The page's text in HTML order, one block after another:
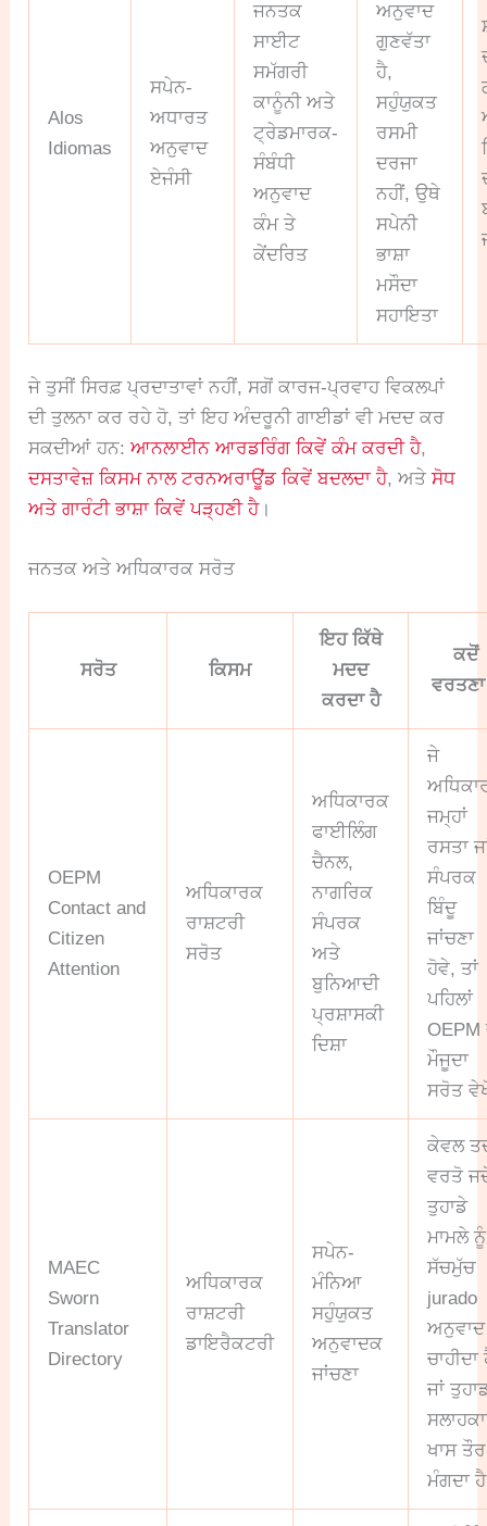
Alos
Idiomas
ਸਪੇਨ-
ਅਧਾਰਤ
ਅਨੁਵਾਦ
ਏਜੰਸੀ
ਜਨਤਕ
ਸਾਈਟ
ਸਮੱਗਰੀ
ਕਾਨੂੰਨੀ ਅਤੇ
ਟ੍ਰੇਡਮਾਰਕ-
ਸੰਬੰਧੀ
ਅਨੁਵਾਦ
ਕੰਮ ਤੇ
ਕੇਂਦਰਿਤ
ਅਨੁਵਾਦ
ਗੁਣਵੱਤਾ
ਹੈ,
ਸਹੁੰਯੁਕਤ
ਰਸਮੀ
ਦਰਜਾ
ਨਹੀਂ, ਉਥੇ
ਸਪੇਨੀ
ਭਾਸ਼ਾ
ਮਸੌਦਾ
ਸਹਾਇਤਾ
ਜੇ ਤੁਸੀਂ ਸਿਰਫ਼ ਪ੍ਰਦਾਤਾਵਾਂ ਨਹੀਂ, ਸਗੋਂ ਕਾਰਜ-ਪ੍ਰਵਾਹ ਵਿਕਲਪਾਂ
ਦੀ ਤੁਲਨਾ ਕਰ ਰਹੇ ਹੋ, ਤਾਂ ਇਹ ਅੰਦਰੂਨੀ ਗਾਈਡਾਂ ਵੀ ਮਦਦ ਕਰ
ਸਕਦੀਆਂ ਹਨ:ਆਨਲਾਈਨ ਆਰਡਰਿੰਗ ਕਿਵੇਂ ਕੰਮ ਕਰਦੀ ਹੈ,
ਦਸਤਾਵੇਜ਼ ਕਿਸਮ ਨਾਲ ਟਰਨਅਰਾਊਂਡ ਕਿਵੇਂ ਬਦਲਦਾ ਹੈ, ਅਤੇਸੋਧ
ਅਤੇ ਗਾਰੰਟੀ ਭਾਸ਼ਾ ਕਿਵੇਂ ਪੜ੍ਹਣੀ ਹੈ।
ਜਨਤਕ ਅਤੇ ਅਧਿਕਾਰਕ ਸਰੋਤ
ਸਰੋਤ ਕਿਸਮ
ਇਹ ਕਿੱਥੇ
ਮਦਦ
ਕਰਦਾ ਹੈ
ਕਦੋਂ
OEPM
Contact and
Citizen
Attention
ਅਧਿਕਾਰਕ
ਰਾਸ਼ਟਰੀ
ਸਰੋਤ
ਅਧਿਕਾਰਕ
ਫਾਈਲਿੰਗ
ਚੈਨਲ,
ਨਾਗਰਿਕ
ਸੰਪਰਕ
ਅਤੇ
ਬੁਨਿਆਦੀ
ਪ੍ਰਸ਼ਾਸਕੀ
ਦਿਸ਼ਾ
ਜੇ
ਜਮ੍ਹਾਂ
ਰਸਤਾ
ਸੰਪਰਕ
ਬਿੰਦੂ
ਜਾਂਚਣਾ
ਹੋਵੇ, ਤਾਂ
ਪਹਿਲਾਂ
OEPM
ਮੌਜੂਦਾ
ਸਰੋਤ
MAEC
Sworn
Translator
Directory
ਅਧਿਕਾਰਕ
ਰਾਸ਼ਟਰੀ
ਡਾਇਰੈਕਟਰੀ
ਸਪੇਨ-
ਮੰਨਿਆ
ਸਹੁੰਯੁਕਤ
ਅਨੁਵਾਦਕ
ਜਾਂਚਣਾ
ਕੇਵਲ
ਵਰਤੋ
ਤੁਹਾਡੇ
ਮਾਮਲੇ ਨੂੰ
ਸੱਚਮੁੱਚ
jurado
ਅਨੁਵਾਦ
ਚਾਹੀਦਾ
ਜਾਂ
ਖਾਸ
ਮੰਗਦਾ ਹੈ